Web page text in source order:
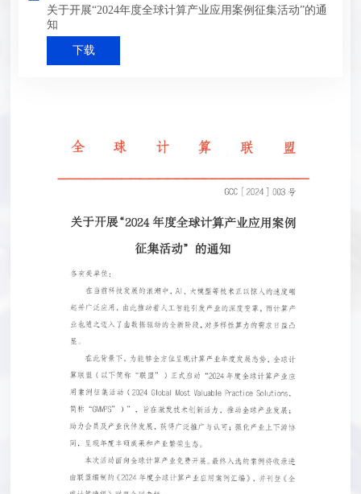
关于开展“2024年度全球计算产业应用案例征集活动”的通
知
下载